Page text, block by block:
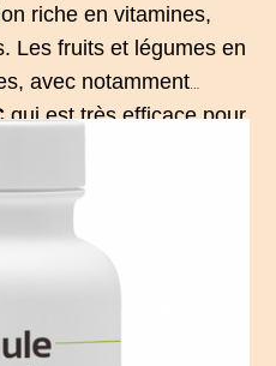
riche en vitamines,
Les fruits et légumes en
avec notamment
qui est très efficace pour
vitamine C fait baisser